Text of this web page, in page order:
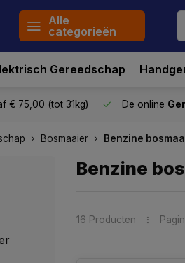
Alle
categorieën
Gereedschap
€ 75,00 (tot 31kg) De online
Bosmaaier Benzine
Benzine
16 Producten